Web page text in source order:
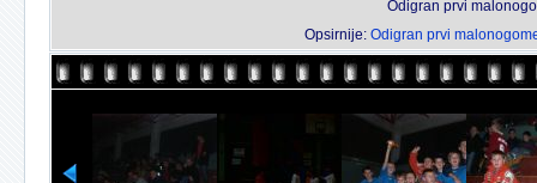
Odigran prvi
Opsirnije: Odigran prvi